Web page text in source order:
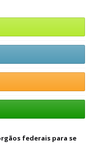
federais para se